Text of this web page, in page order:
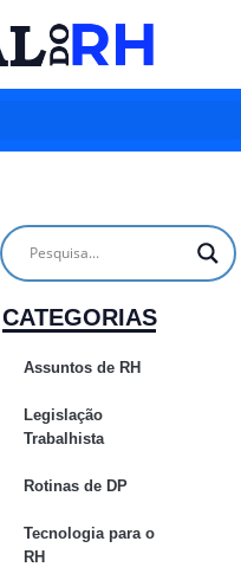
CATEGORIAS
Assuntos de RH
Legislação
Trabalhista
Rotinas de DP
Tecnologia para o
RH